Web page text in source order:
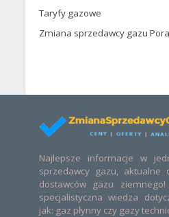
Taryfy gazowe
Zmiana sprzedawcy gazu
Najlepsze informacje w
sprzedawcy gazu,
dostawców gazu
specjalistyczna wiedza
jak: gaz płynny czy gazy